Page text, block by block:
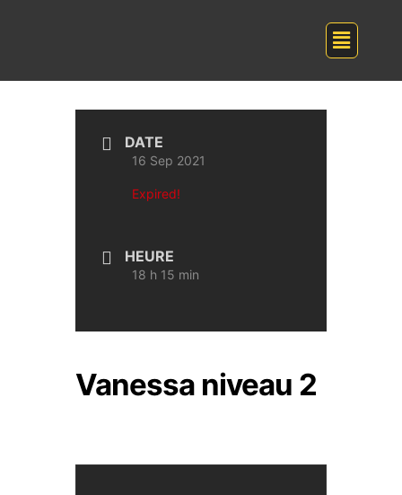
DATE
16 Sep 2021
Expired!
HEURE
18 h 15 min
Vanessa niveau 2